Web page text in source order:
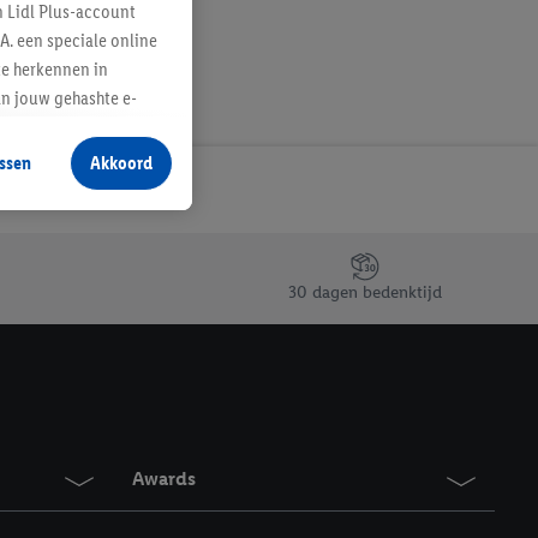
30 dagen bedenktijd
Awards
Lidl Plus-account
een speciale online
herkennen in
jouw gehashte e-
producten waarin je
te plaatsen
jouw gehashte e-
kunnen worden
vergelijkbare
Meer informatie,
Akkoord